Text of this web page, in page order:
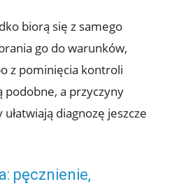
biorą się z samego
go do warunków,
z pominięcia kontroli
podobne, a przyczyny
diagnozę jeszcze
pęcznienie,